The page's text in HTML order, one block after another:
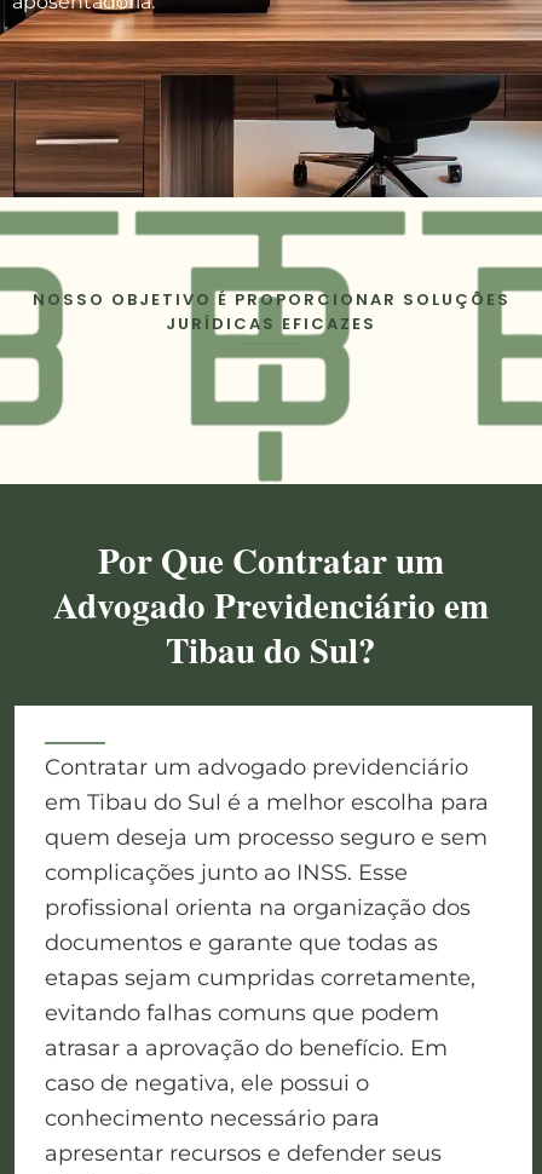
NOSSO OBJETIVO É PROPORCIONAR SOLUÇÕES
JURÍDICAS EFICAZES
Por Que Contratar um
Advogado Previdenciário em
Tibau do Sul?
Contratar um advogado previdenciário
em Tibau do Sul é a melhor escolha para
quem deseja um processo seguro e sem
complicações junto ao INSS. Esse
profissional orienta na organização dos
documentos e garante que todas as
etapas sejam cumpridas corretamente,
evitando falhas comuns que podem
atrasar a aprovação do benefício. Em
caso de negativa, ele possui o
conhecimento necessário para
apresentar recursos e defender seus